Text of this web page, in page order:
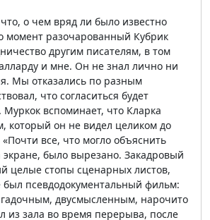
о чем вряд ли было известно
момент разочарованный Кубрик
другим писателям, в том
и мне. Он не знал лично ни
Мы отказались по разным
что согласиться будет
Муркок вспоминает, что Кларка
который он не видел целиком до
все, что могло объяснить
было вырезано. Закадровый
целые стопы сценарных листов,
был псевдодокументальный фильм:
двусмысленным, нарочито
из зала во время перерыва, после